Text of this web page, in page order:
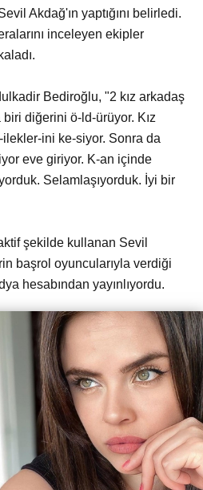
Akdağ'ın yaptığını belirledi.
inceleyen ekipler
Bediroğlu, "2 kız arkadaş
biri diğerini ö-ld-ürüyor. Kız
ilekler-ini ke-siyor. Sonra da
eve giriyor. K-an içinde
Selamlaşıyorduk. İyi bir
şekilde kullanan Sevil
başrol oyuncularıyla verdiği
hesabından yayınlıyordu.